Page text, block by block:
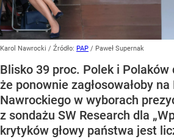
Karol Nawrocki / Źródło: PAP / Paweł Supernak
Blisko 39 proc. Polek i Polaków
że ponownie zagłosowałoby na
Nawrockiego w wyborach
z sondażu SW Research dla
krytyków głowy państwa jest